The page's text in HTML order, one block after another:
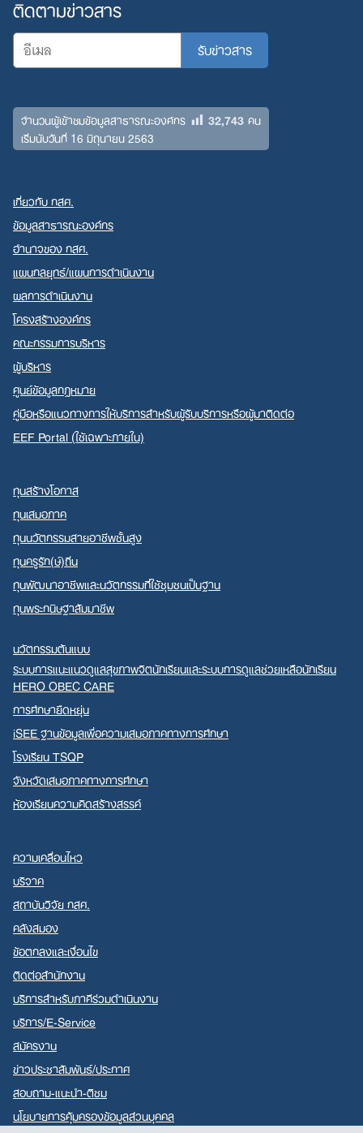
ติดตามข่าวสาร
จำนวนผู้เข้าชมข้อมูลสาธารณะองค์กร 32,743คน
เริ่มนับวันที่ 16 มิถุนายน 2563
เกี่ยวกับ กสศ.
ข้อมูลสาธารณะองค์กร
อำนาจของ กสศ.
แผนกลยุทธ์/แผนการดำเนินงาน
ผลการดำเนินงาน
โครงสร้างองค์กร
คณะกรรมการบริหาร
ผู้บริหาร
ศูนย์ข้อมูลกฎหมาย
คู่มือหรือแนวทางการให้บริการสำหรับผู้รับบริการหรือผู้มาติดต่อ
EEF Portal (ใช้เฉพาะภายใน)
ทุนสร้างโอกาส
ทุนเสมอภาค
ทุนนวัตกรรมสายอาชีพชั้นสูง
ทุนครูรัก(ษ์)ถิ่น
ทุนพัฒนาอาชีพและนวัตกรรมที่ใช้ชุมชนเป็นฐาน
ทุนพระกนิษฐาสัมมาชีพ
นวัตกรรมต้นแบบ
ระบบการแนะแนวดูแลสุขภาพจิตนักเรียนและระบบการดูแลช่วยเหลือนักเรียน
HERO OBEC CARE
การศึกษายืดหยุ่น
iSEE ฐานข้อมูลเพื่อความเสมอภาคทางการศึกษา
โรงเรียน TSQP
จังหวัดเสมอภาคทางการศึกษา
ห้องเรียนความคิดสร้างสรรค์
ความเคลื่อนไหว
บริจาค
สถาบันวิจัย กสศ.
คลังสมอง
ข้อตกลงและเงื่อนไข
ติดต่อสำนักงาน
บริการสำหรับภาคีร่วมดำเนินงาน
บริการ/E-Service
สมัครงาน
ข่าวประชาสัมพันธ์/ประกาศ
สอบถาม-แนะนำ-ติชม
นโยบายการคุ้มครองข้อมูลส่วนบุคคล